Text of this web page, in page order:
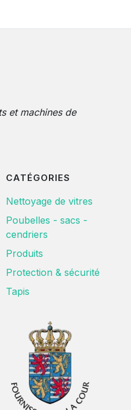
et machines de
CATÉGORIES
Nettoyage de vitres
Poubelles - sacs -
cendriers
Produits
Protection & sécurité
Tapis